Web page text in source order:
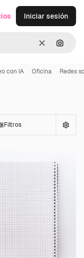
Borrar
Iniciar sesión
con IA Oficina Redes
Filtros